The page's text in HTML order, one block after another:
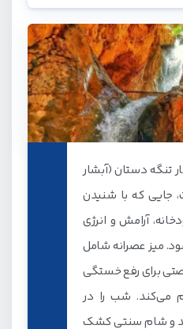
تنگه دستان (آبشار
جایی که با شنیدن
آرامش و انرژی
میز عصرانه شامل
برای رفع خستگی
می‌کند. شب را در
و شام سنتی کشک